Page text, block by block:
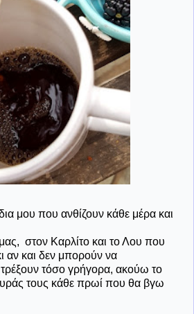
μου που ανθίζουν κάθε μέρα και
στον Καρλίτο και το Λου που
αν και δεν μπορούν να
τόσο γρήγορα, ακούω το
τους κάθε πρωί που θα βγω